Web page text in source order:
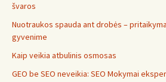
švaros
Nuotraukos spauda ant drobės –
gyvenime
Kaip veikia atbulinis osmosas
GEO be SEO neveikia: SEO Mokymai